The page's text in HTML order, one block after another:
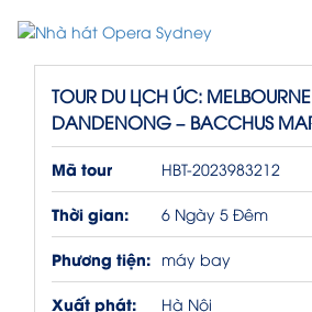
TOUR DU LỊCH ÚC:
DANDENONG – BACCHUS
Mã tour HBT-2023983212
Thời gian: 6 Ngày 5 Đêm
Phương tiện: máy bay
Xuất phát: Hà Nội